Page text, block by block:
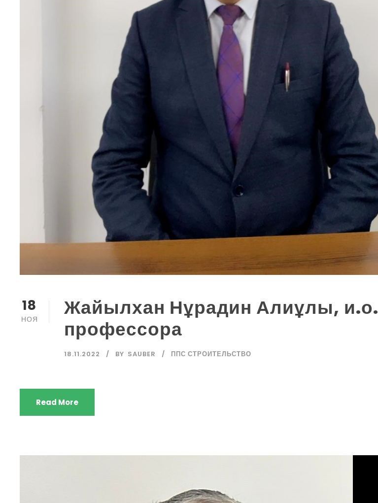
18
НОЯ
Жайылхан Нұрадин Алиұлы, и.о.
профессора
18.11.2022 BY SAUBER ППС СТРОИТЕЛЬСТВО
Read More